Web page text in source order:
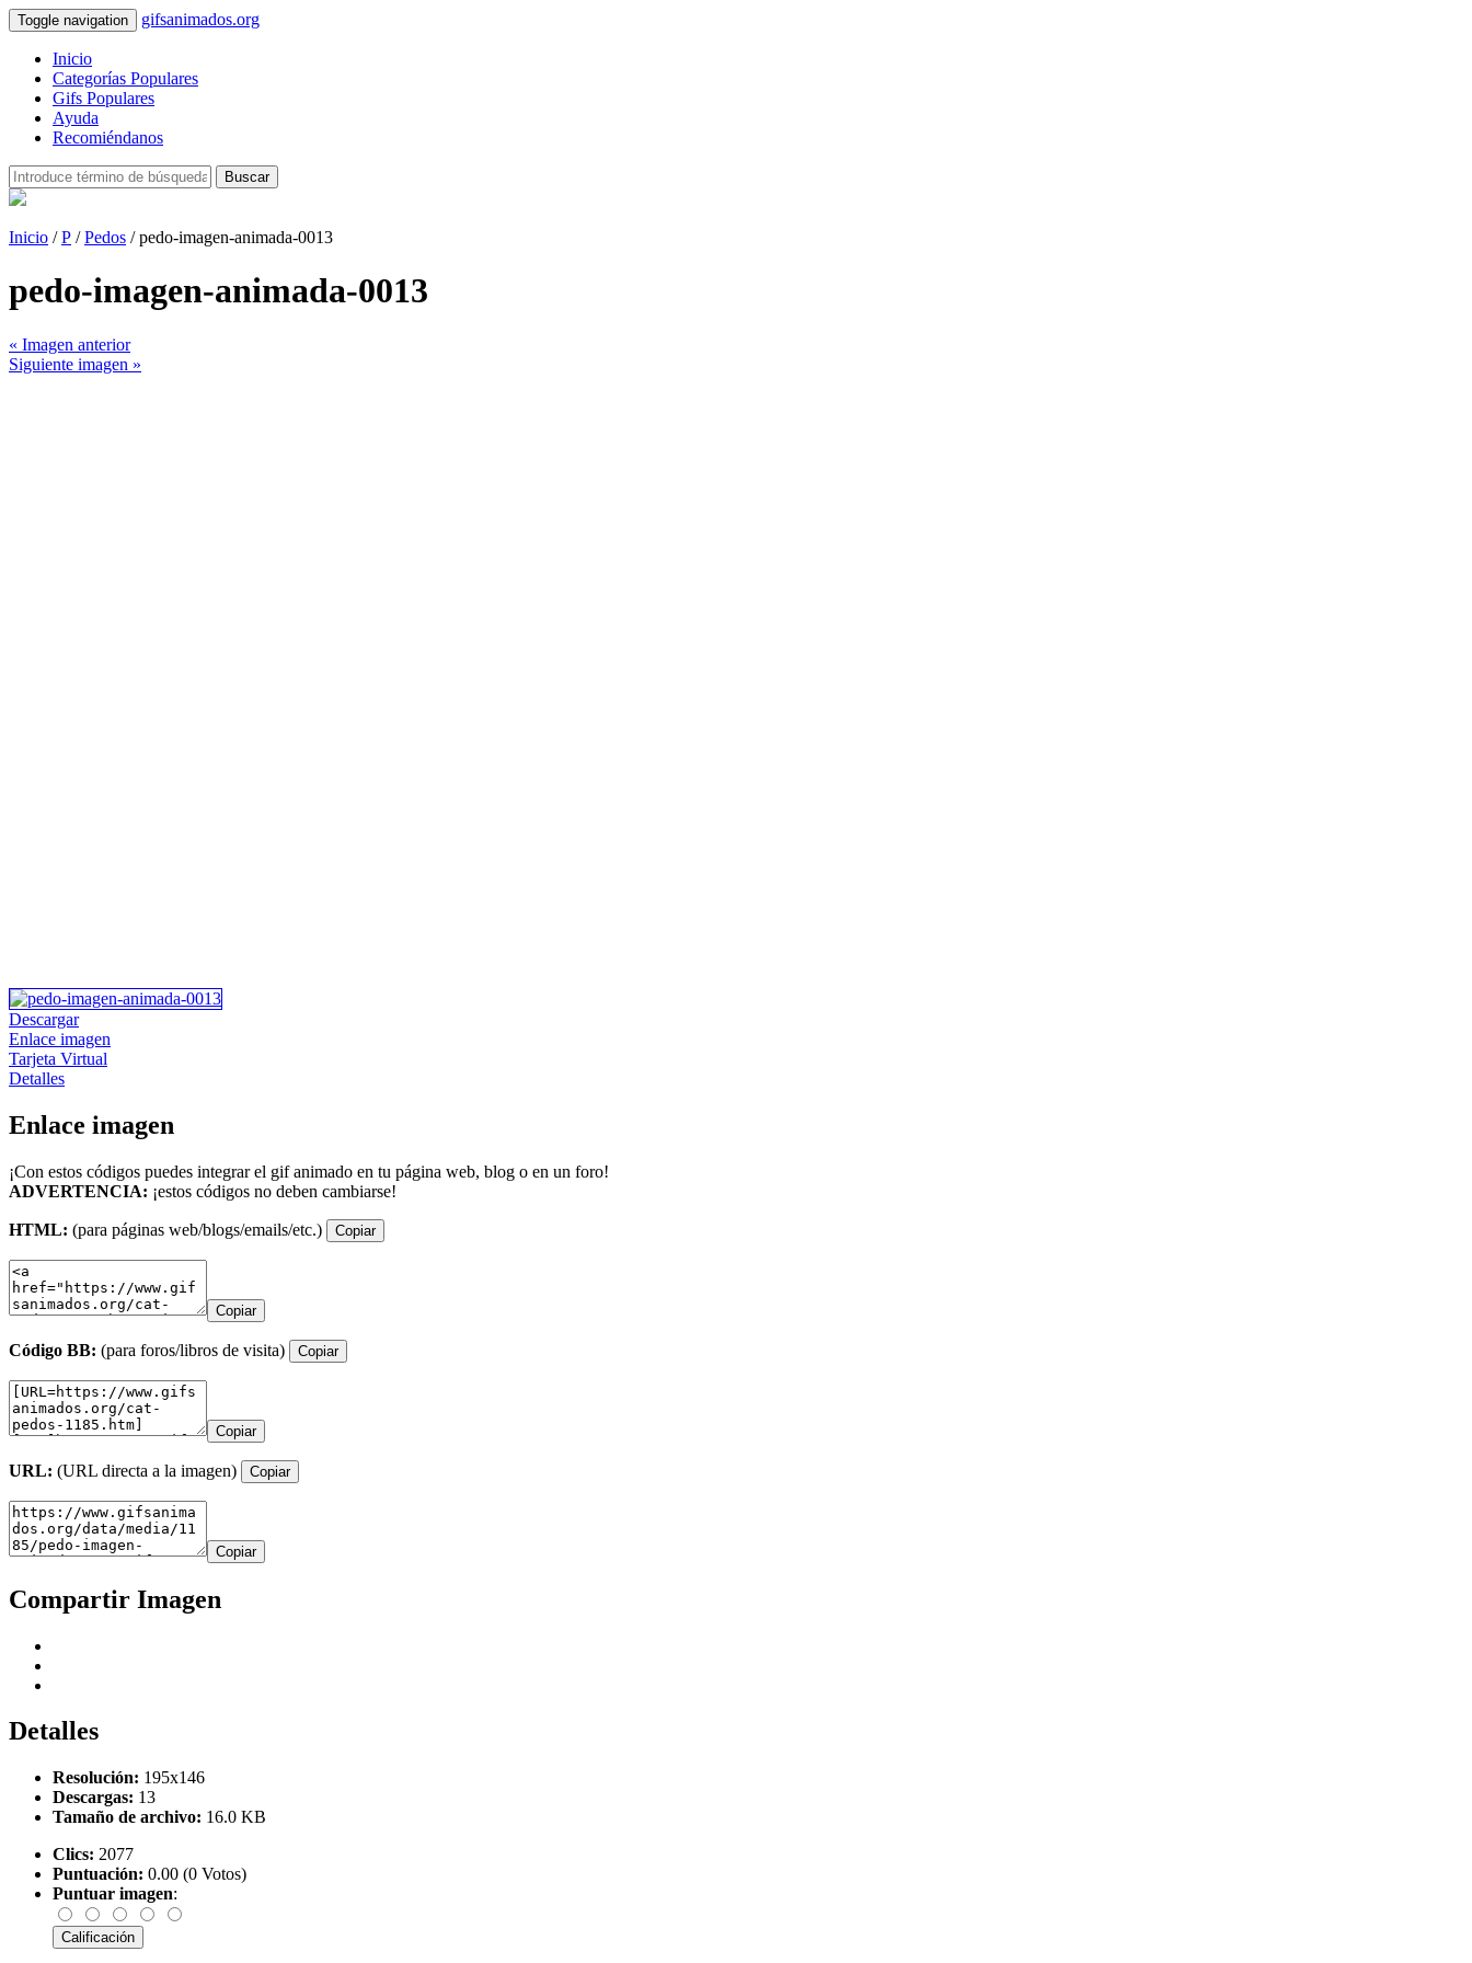
Toggle navigation gifsanimados.org
Inicio
Categorías Populares
Gifs Populares
Ayuda
Recomiéndanos
Buscar
Inicio /P /Pedos / pedo-imagen-animada-0013
pedo-imagen-animada-0013
« Imagen anterior
Siguiente imagen »
Descargar
Enlace imagen
Tarjeta Virtual
Detalles
Enlace imagen
¡Con estos códigos puedes integrar el gif animado en tu página web, blog o en un foro!
ADVERTENCIA: ¡estos códigos no deben cambiarse!
HTML: (para páginas web/blogs/emails/etc.) Copiar
Copiar
Código BB: (para foros/libros de visita) Copiar
Copiar
URL: (URL directa a la imagen) Copiar
Copiar
Compartir Imagen
Detalles
Resolución: 195x146
Descargas: 13
Tamaño de archivo: 16.0 KB
Clics: 2077
Puntuación: 0.00 (0 Votos)
Puntuar imagen: